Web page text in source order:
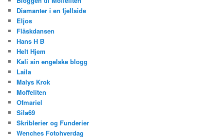
Diamanter i en fjellside
Eljos
Fläskdansen
Hans H B
Helt Hjem
Kali sin engelske blogg
Laila
Malys Krok
Moffeliten
Ofmariel
Sila69
Skriblerier og Funderier
Wenches Fotohverdag